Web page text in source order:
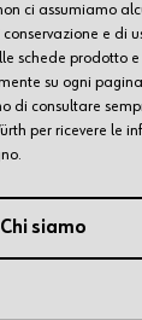
ci assumiamo
e di
schede prodotto
su ogni
di consultare
per ricevere le
Chi siamo